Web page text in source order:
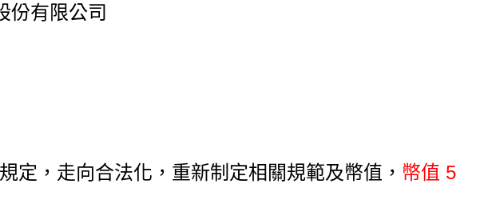
份有限公司
定， 走向合法化，重新制定相關規範及幣值， 幣值 5